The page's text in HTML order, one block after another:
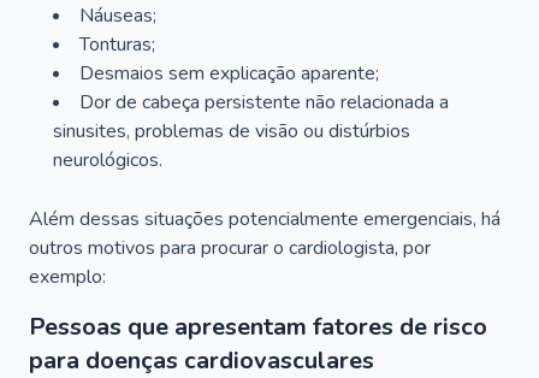
Náuseas;
Tonturas;
Desmaios sem explicação aparente;
Dor de cabeça persistente não relacionada a
sinusites, problemas de visão ou distúrbios
neurológicos.
Além dessas situações potencialmente emergenciais, há
outros motivos para procurar o cardiologista, por
exemplo:
Pessoas que apresentam fatores de risco
para doenças cardiovasculares